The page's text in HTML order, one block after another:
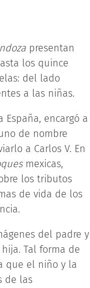
presentan
los quince
del lado
a las niñas.
España, encargó a
de nombre
a Carlos V. En
mexicas,
los tributos
de vida de los
del padre y
Tal forma de
que el niño y la
de las